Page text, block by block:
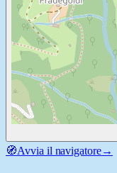
🧭Avvia il navigatore→